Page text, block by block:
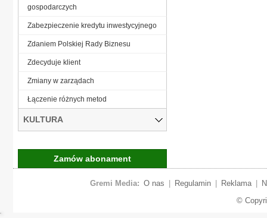
gospodarczych
Zabezpieczenie kredytu inwestycyjnego
Zdaniem Polskiej Rady Biznesu
Zdecyduje klient
Zmiany w zarządach
Łączenie różnych metod
KULTURA
Zamów abonament
Gremi Media: O nas Regulamin Reklama
©